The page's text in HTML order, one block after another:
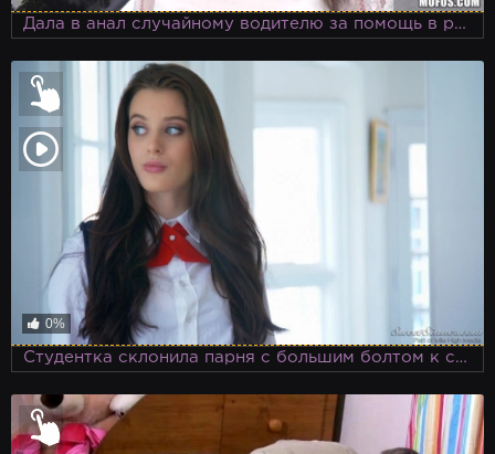
Дала в анал случайному водителю за помощь в ремонте сломавшейся тачки
0%
Студентка склонила парня с большим болтом к сексу, чтобы позлить подругу